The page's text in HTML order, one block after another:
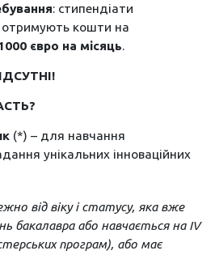
: стипендіати
отримують кошти на
євро на місяць.
(*) – для навчання
унікальних інноваційних
від віку і статусу, яка вже
бакалавра або навчається на IV
програм), або має